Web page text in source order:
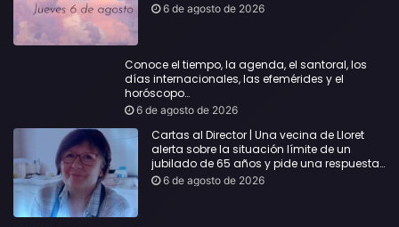
6 de agosto de 2026
Conoce el tiempo, la agenda, el santoral, los
días internacionales, las efemérides y el
horóscopo…
6 de agosto de 2026
Cartas al Director | Una vecina de Lloret
alerta sobre la situación límite de un
jubilado de 65 años y pide una respuesta
urgente
6 de agosto de 2026